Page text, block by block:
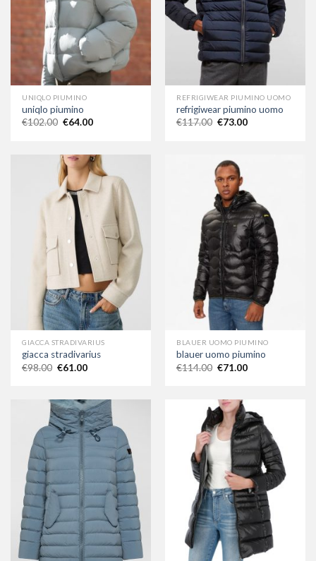
UNIQLO PIUMINO
uniqlo piumino
€102.00 €64.00
REFRIGIWEAR PIUMINO UOMO
refrigiwear piumino uomo
€117.00 €73.00
GIACCA STRADIVARIUS
giacca stradivarius
€98.00 €61.00
BLAUER UOMO PIUMINO
blauer uomo piumino
€114.00 €71.00